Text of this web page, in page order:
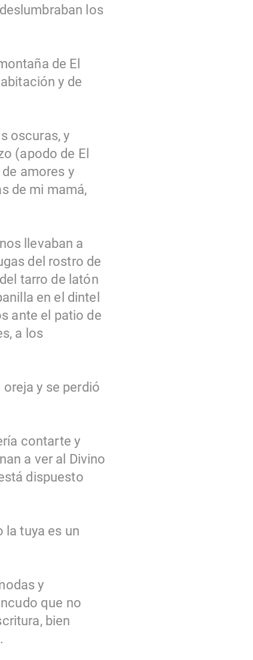
los
de El
y de
oscuras, y
(apodo de El
amores y
de mi mamá,
llevaban a
del rostro de
tarro de latón
en el dintel
ante el patio de
a los
y se perdió
contarte y
a ver al Divino
dispuesto
la tuya es un
y
que no
bien